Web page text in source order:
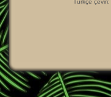
Türkçe çeviri: